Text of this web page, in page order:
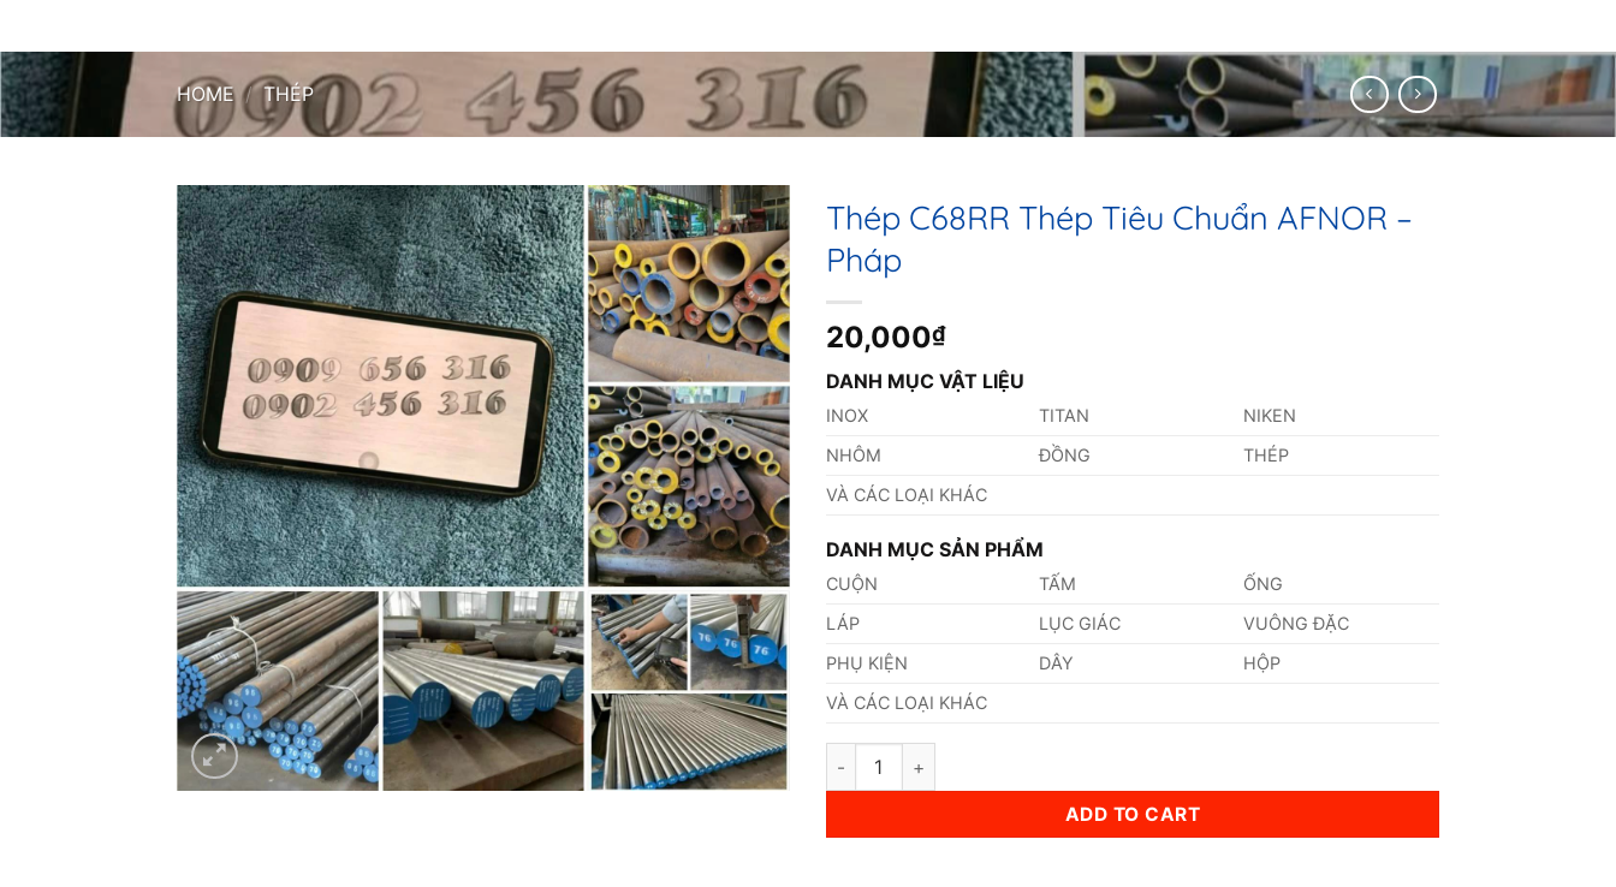
HOME / THÉP
Thép C68RR Thép Tiêu Chuẩn AFNOR –
Pháp
20,000₫
DANH MỤC VẬT LIỆU
INOX TITAN
NIKEN
NHÔM
ĐỒNG
THÉP
VÀ CÁC LOẠI KHÁC
DANH MỤC SẢN PHẨM
CUỘN TẤM
ỐNG
LÁP
LỤC GIÁC
VUÔNG ĐẶC
PHỤ KIỆN
DÂY
HỘP
VÀ CÁC LOẠI KHÁC
Thép C68RR Thép Tiêu Chuẩn AFNOR - Pháp quantity
ADD TO CART